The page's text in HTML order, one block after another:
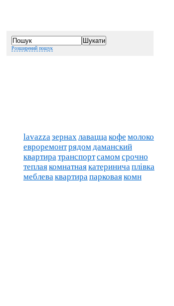
Розширений пошук
lavazzaзернахлаваццакофе молоко
евроремонтрядомдаманский
квартиратранспортсамомсрочно
теплаякомнатнаякатериничаплівка
меблеваквартирапарковаякомн